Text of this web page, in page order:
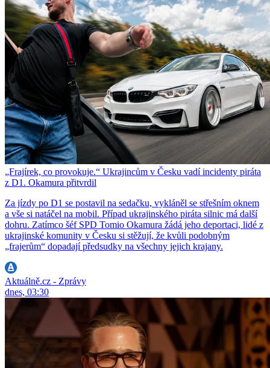
„Frajírek, co provokuje.“ Ukrajincům v Česku vadí incidenty piráta
z D1. Okamura přitvrdil
Za jízdy po D1 se postavil na sedačku, vykláněl se střešním oknem
a vše si natáčel na mobil. Případ ukrajinského piráta silnic má další
dohru. Zatímco šéf SPD Tomio Okamura žádá jeho deportaci, lidé z
ukrajinské komunity v Česku si stěžují, že kvůli podobným
„frajerům“ dopadají předsudky na všechny jejich krajany.
Aktuálně.cz - Zprávy
dnes, 03:30